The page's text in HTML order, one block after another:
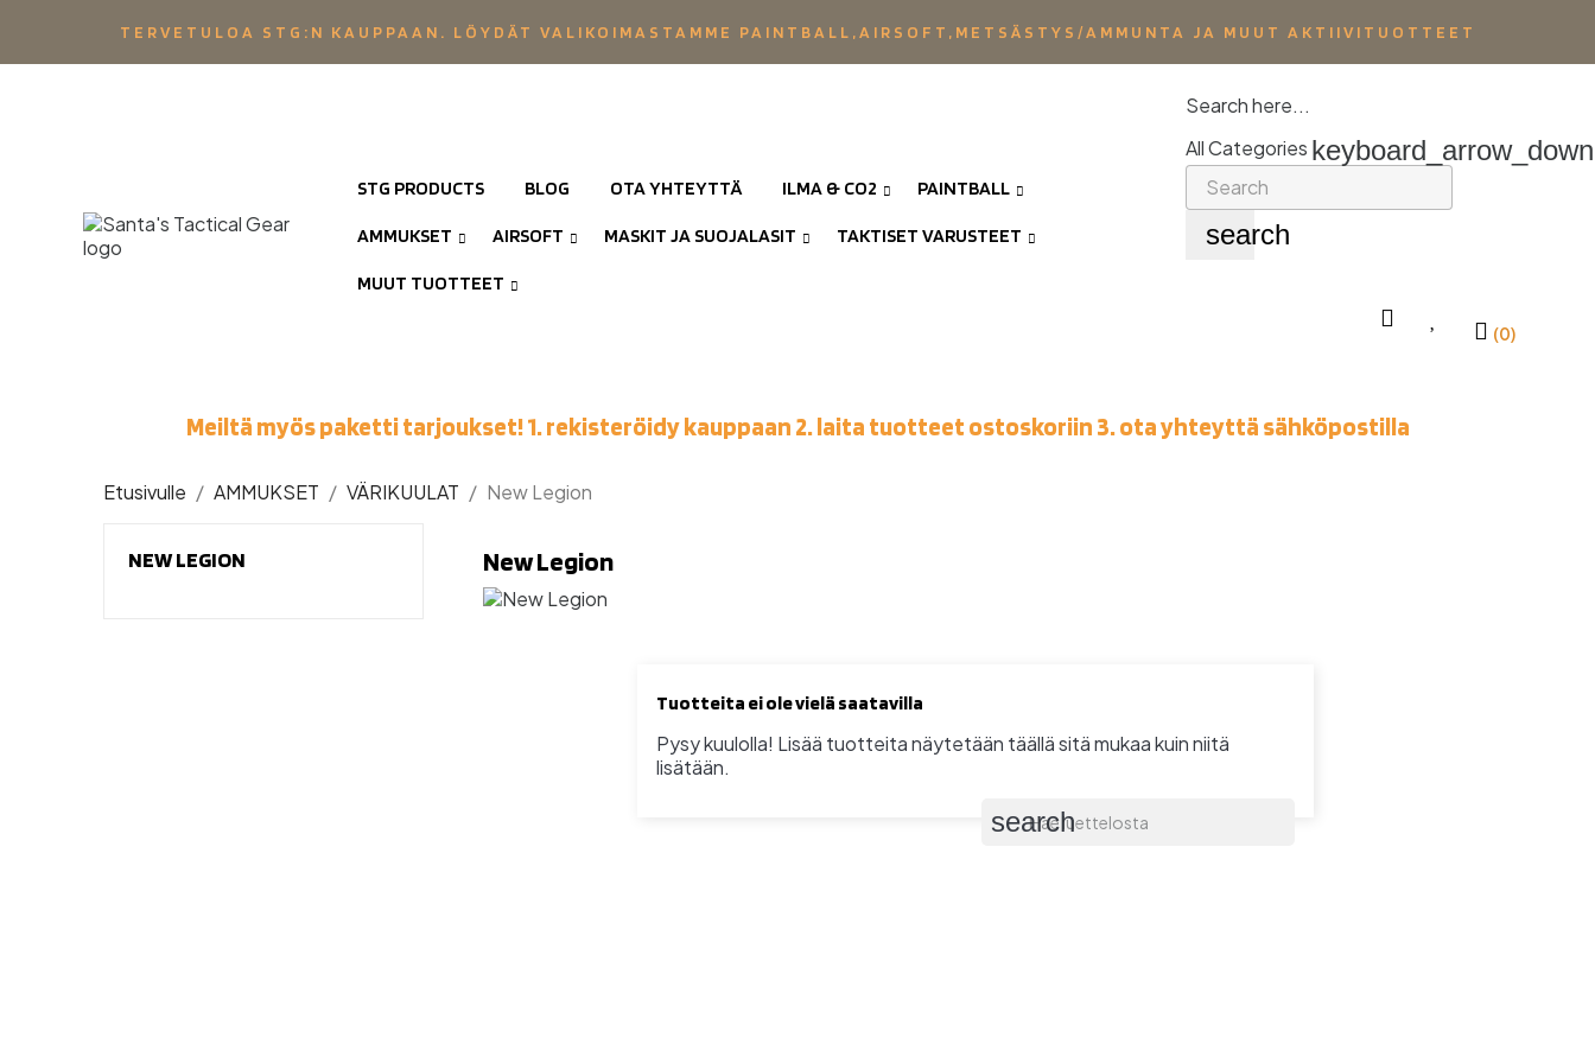
TERVETULOA STG:N KAUPPAAN. LÖYDÄT VALIKOIMASTAMME PAINTBALL,AIRSOFT,METSÄSTYS/AMMUNTA JA MUUT AKTIIVITUOTTEET
STG PRODUCTS BLOG OTA YHTEYTTÄ ILMA & CO2 PAINTBALL
AMMUKSET AIRSOFT MASKIT JA SUOJALASIT TAKTISET VARUSTEET
MUUT TUOTTEET
Search here...
All Categories keyboard_arrow_down
search
(0)
Meiltä myös paketti tarjoukset! 1. rekisteröidy kauppaan 2. laita tuotteet ostoskoriin 3. ota yhteyttä sähköpostilla
Etusivulle AMMUKSET VÄRIKUULAT New Legion
NEW LEGION New Legion
Tuotteita ei ole vielä saatavilla
Pysy kuulolla! Lisää tuotteita näytetään täällä sitä mukaa kuin niitä
lisätään.
search